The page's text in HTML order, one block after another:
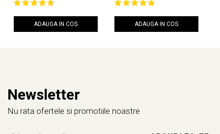
ADAUGA IN COS ADAUGA IN COS
Newsletter
Nu rata ofertele si promotiile noastre